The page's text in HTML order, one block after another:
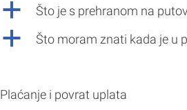
a Što je s prehranom na
a Što moram znati kada je u
Plaćanje i povrat uplata